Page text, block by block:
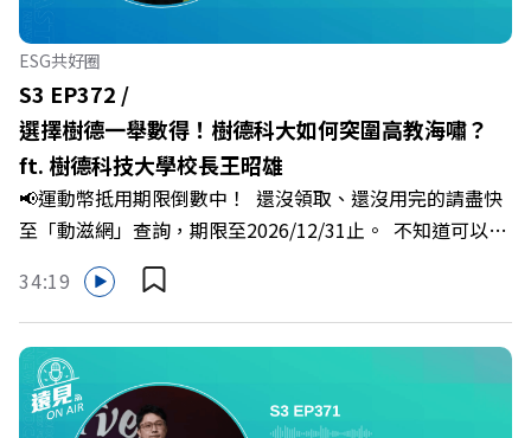
突，學會用「好奇」代替「批判」。即使在變動快速的AI時
代，也能幫自己打造不被成敗輕易定義的強韌自我。 🔺 職
場衝突與霸凌從何而來？🔺 如何用「冰山對話」看穿主管
焦慮，將對立化為合作？🔺 怎麼做到「好奇少一點、批判
少一點」？🔺 面對AI時代的職涯焦慮，如何把自我價值打
分權拿回手裡？ +++++📓《透視職場冰山》新書介紹
>>>https://bookzone.cwgv.com.tw/book/BWL108🎂歡
慶遠見40歲生日！手速搶下破天荒的獨家優惠
>>>https://gvmkt.pse.is/9e5pbz✨關注《遠見》更多的社
群：LINE：https://reurl.cc/A4ELQpIG：
Powered by Firstory Hosting
ESG共好圈
S3 EP372 /
選擇樹德一舉數得！樹德科大如何突圍高教海嘯？
ft. 樹德科技大學校長王昭雄
📢運動幣抵用期限倒數中！ 還沒領取、還沒用完的請盡快
至「動滋網」查詢，期限至2026/12/31止。 不知道可以在
哪裡使用嗎？ 上「動滋網」【合作店家】專區，全台五千
多家合作業者任你選，馬上來找適用地點！ ➡️
https://fstry.pse.is/9epct2 —— 以上為 FMTaiwan 與
Firstory Podcast 廣告 —— 在少子化浪潮、私校面臨退場
海嘯的嚴峻考驗下，南台灣的技職學校該如何轉型突圍？
本集《遠見ON AIR》邀請到樹德科技大學校長王昭雄，帶
34:19